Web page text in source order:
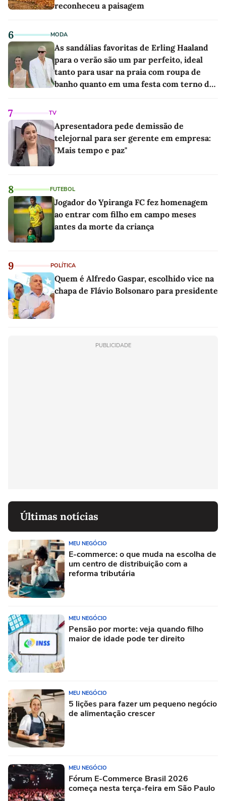
reconheceu a paisagem
6 MODA
As sandálias favoritas de Erling Haaland
para o verão são um par perfeito, ideal
tanto para usar na praia com roupa de
banho quanto em uma festa com terno de
7 TV
Apresentadora pede demissão de
telejornal para ser gerente em empresa:
"Mais tempo e paz"
8 FUTEBOL
Jogador do Ypiranga FC fez homenagem
ao entrar com filho em campo meses
antes da morte da criança
9 POLÍTICA
Quem é Alfredo Gaspar, escolhido vice na
chapa de Flávio Bolsonaro para presidente
PUBLICIDADE
Últimas notícias
MEU NEGÓCIO
E-commerce: o que muda na escolha de
um centro de distribuição com a
reforma tributária
MEU NEGÓCIO
Pensão por morte: veja quando filho
maior de idade pode ter direito
MEU NEGÓCIO
5 lições para fazer um pequeno negócio
de alimentação crescer
MEU NEGÓCIO
Fórum E-Commerce Brasil 2026
começa nesta terça-feira em São Paulo